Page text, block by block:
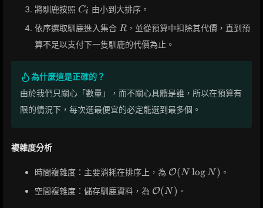
W_i
+
P_i
將馴鹿按照 C_i
Ci 由小到大排序。
依序選取馴鹿進入集合 R
R ，並從預算中扣除其代價，直到預
算不足以支付下一隻馴鹿的代價為止。
為什麼這是正確的？
由於我們只關心「數量」，而不關心具體是誰，所以在預算有
限的情況下，每次選最便宜的必定能選到最多個。
複雜度分析
時間複雜度：主要消耗在排序上，為 \mathcal{O}
(N \log N)
O(N log N ) 。
空間複雜度：儲存馴鹿資料，為 \mathcal{O}
(N)
O(N ) 。